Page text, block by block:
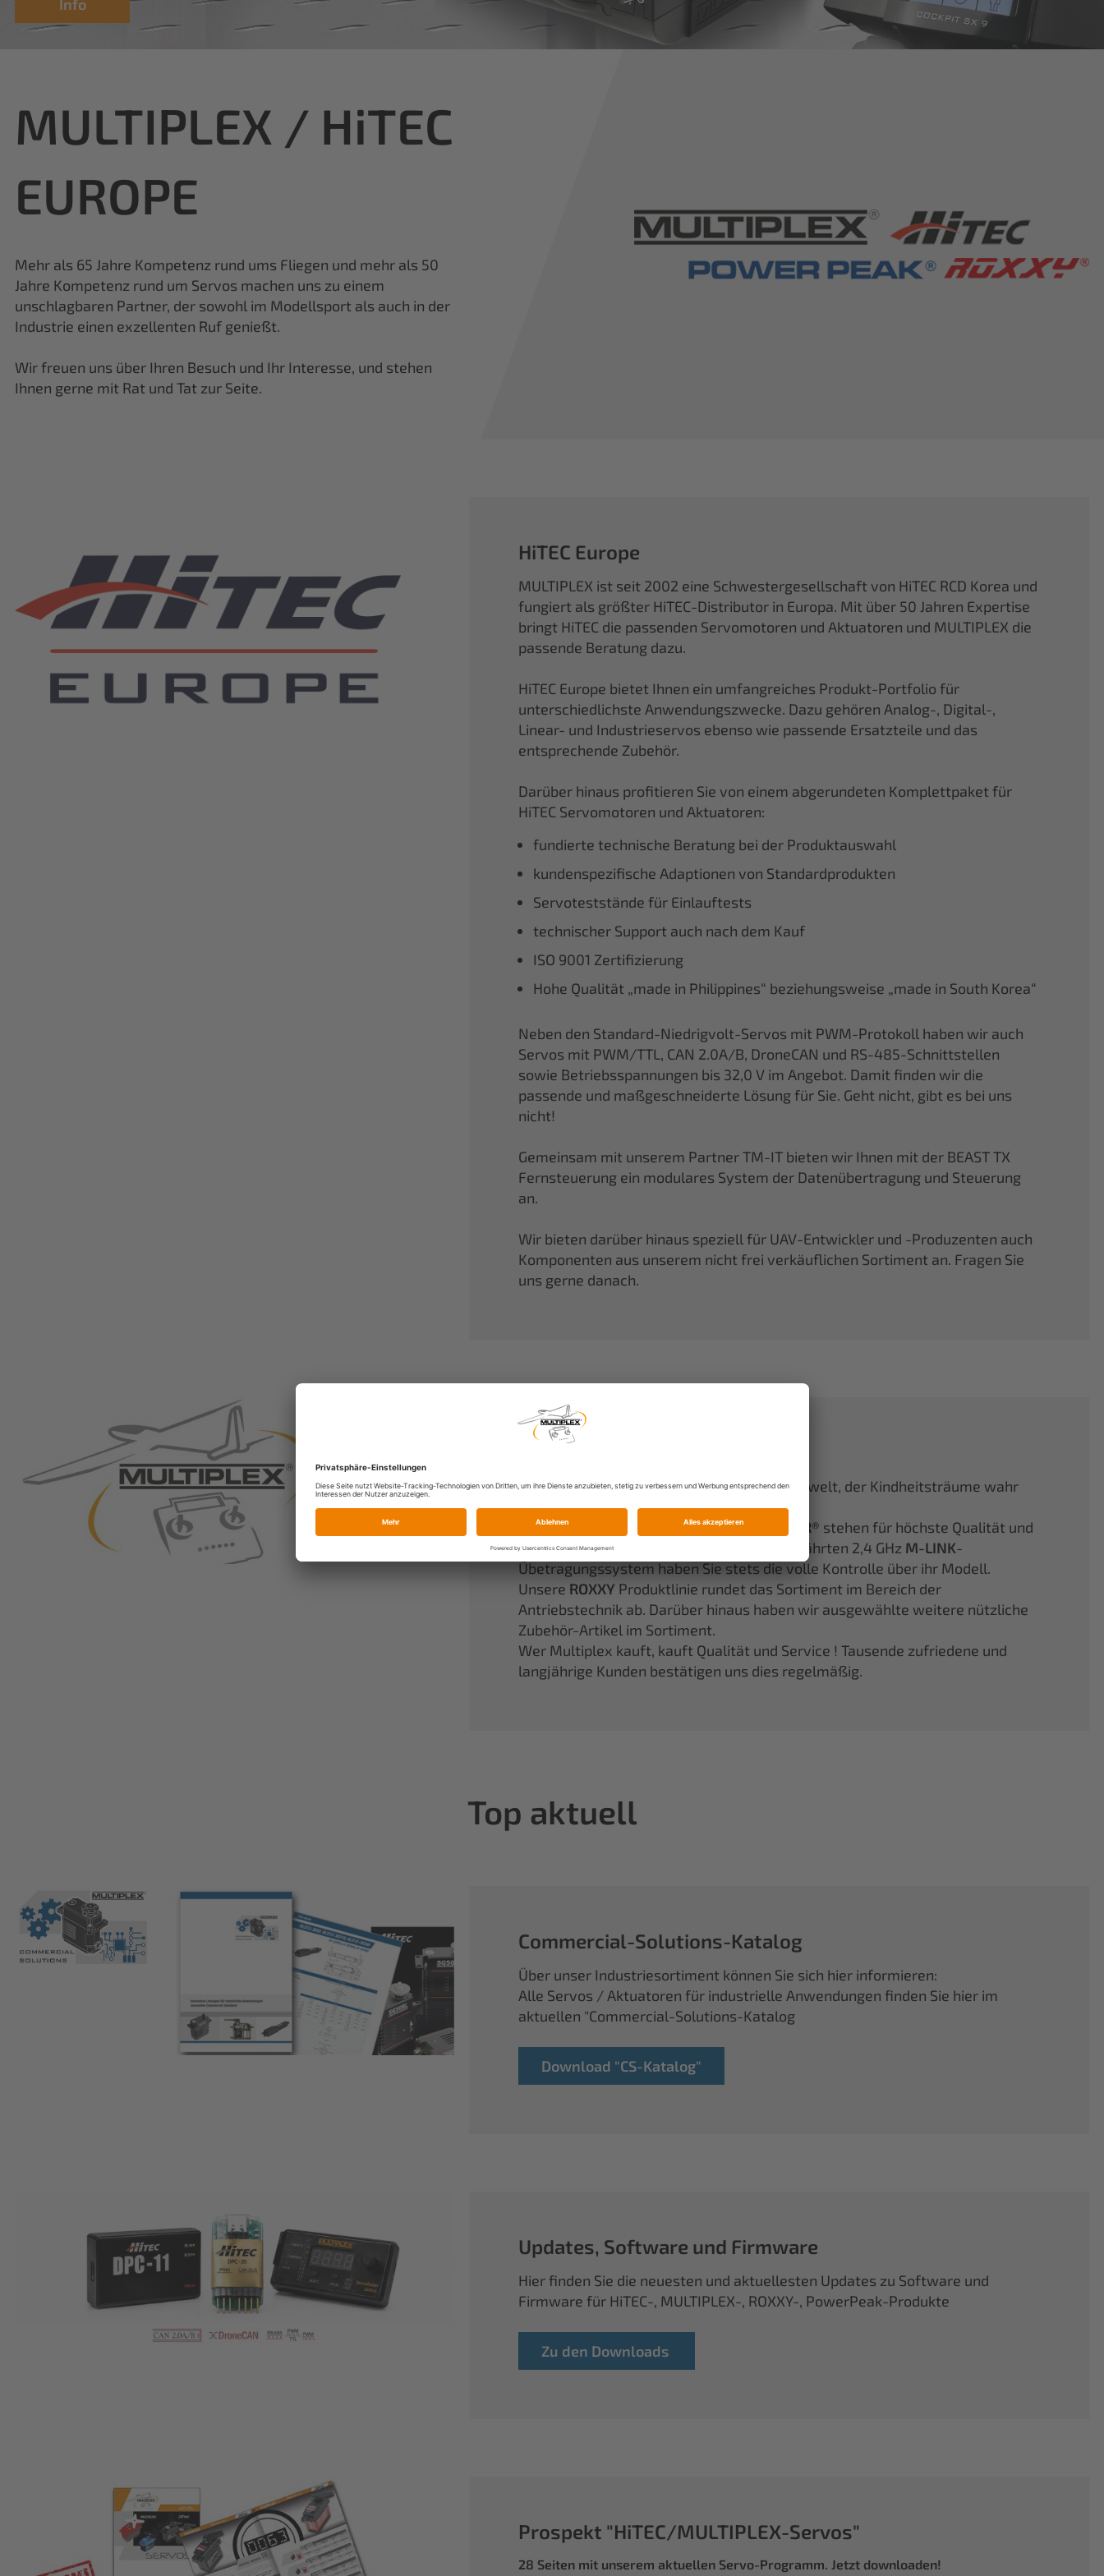
MULTIPLEX / HiTEC
EUROPE
Mehr als 65 Jahre Kompetenz rund ums Fliegen und mehr als 50
Jahre Kompetenz rund um Servos machen uns zu einem
unschlagbaren Partner, der sowohl im Modellsport als auch in der
Industrie einen exzellenten Ruf genießt.
Wir freuen uns über Ihren Besuch und Ihr Interesse, und stehen
Ihnen gerne mit Rat und Tat zur Seite.
HiTEC Europe
MULTIPLEX ist seit 2002 eine Schwestergesellschaft von HiTEC RCD Korea und
fungiert als größter HiTEC-Distributor in Europa. Mit über 50 Jahren Expertise
bringt HiTEC die passenden Servomotoren und Aktuatoren und MULTIPLEX die
passende Beratung dazu.
HiTEC Europe bietet Ihnen ein umfangreiches Produkt-Portfolio für
unterschiedlichste Anwendungszwecke. Dazu gehören Analog-, Digital-,
Linear- und Industrieservos ebenso wie passende Ersatzteile und das
entsprechende Zubehör.
Darüber hinaus profitieren Sie von einem abgerundeten Komplettpaket für
HiTEC Servomotoren und Aktuatoren:
fundierte technische Beratung bei der Produktauswahl
kundenspezifische Adaptionen von Standardprodukten
Servoteststände für Einlauftests
technischer Support auch nach dem Kauf
ISO 9001 Zertifizierung
Hohe Qualität „made in Philippines“ beziehungsweise „made in South Korea“
Neben den Standard-Niedrigvolt-Servos mit PWM-Protokoll haben wir auch
Servos mit PWM/TTL, CAN 2.0A/B, DroneCAN und RS-485-Schnittstellen
sowie Betriebsspannungen bis 32,0 V im Angebot. Damit finden wir die
passende und maßgeschneiderte Lösung für Sie. Geht nicht, gibt es bei uns
nicht!
Gemeinsam mit unserem Partner TM-IT bieten wir Ihnen mit der BEAST TX
Fernsteuerung ein modulares System der Datenübertragung und Steuerung
an.
Wir bieten darüber hinaus speziell für UAV-Entwickler und -Produzenten auch
Komponenten aus unserem nicht frei verkäuflichen Sortiment an. Fragen Sie
uns gerne danach.
Ein fest etablierter Begriff in der Modellflugwelt, der Kindheitsträume wahr
werden läßt.
Unsere Partikelschaummodelle aus
ELAPOR® stehen für höchste Qualität und
Performance. Mit unserem seit Jahren bewährten 2,4 GHz M-LINK-
Übetragungssystem haben Sie stets die volle Kontrolle über ihr Modell.
Unsere ROXXY Produktlinie rundet das Sortiment im Bereich der
Antriebstechnik ab. Darüber hinaus haben wir ausgewählte weitere nützliche
Zubehör-Artikel im Sortiment.
Wer Multiplex kauft, kauft Qualität und Service ! Tausende zufriedene und
langjährige Kunden bestätigen uns dies regelmäßig.
Top aktuell
Commercial-Solutions-Katalog
Über unser Industriesortiment können Sie sich hier informieren:
Alle Servos / Aktuatoren für industrielle Anwendungen finden Sie hier im
aktuellen "Commercial-Solutions-Katalog
Download "CS-Katalog"
Updates, Software und Firmware
Hier finden Sie die neuesten und aktuellesten Updates zu Software und
Firmware für HiTEC-, MULTIPLEX-, ROXXY-, PowerPeak-Produkte
Zu den Downloads
Prospekt "HiTEC/MULTIPLEX-Servos"
28 Seiten mit unserem aktuellen Servo-Programm. Jetzt downloaden!